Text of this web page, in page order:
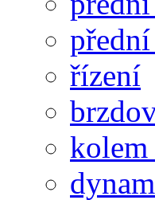
přední
řízení